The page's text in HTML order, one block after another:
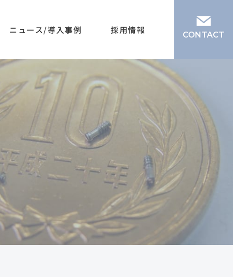
ニュース/導入事例 採用情報 CONTACT